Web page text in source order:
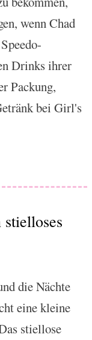
wenn Chad
Drinks ihrer
Packung,
bei Girl's
die Nächte
eine kleine
stiellose